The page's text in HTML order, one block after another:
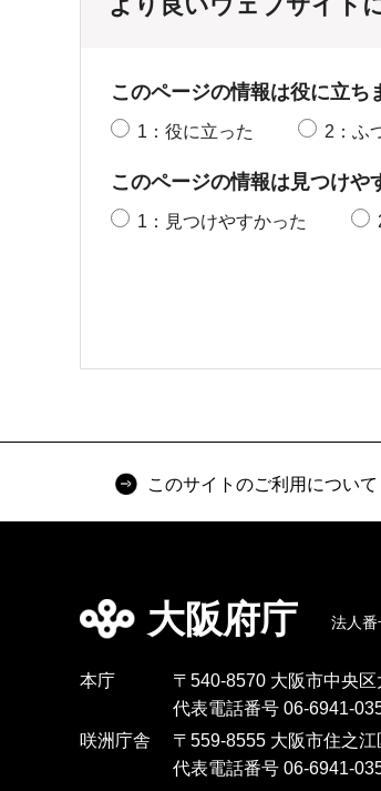
このページの情報は役に立ち
1：役に立った 2：ふ
このページの情報は見つけや
1：見つけやすかった
このサイトのご利用について
大阪府庁 法人
本庁
〒540-8570 大阪市中央区
代表電話番号 06-6941-
咲洲庁舎
〒559-8555 大阪市住之
代表電話番号 06-6941-